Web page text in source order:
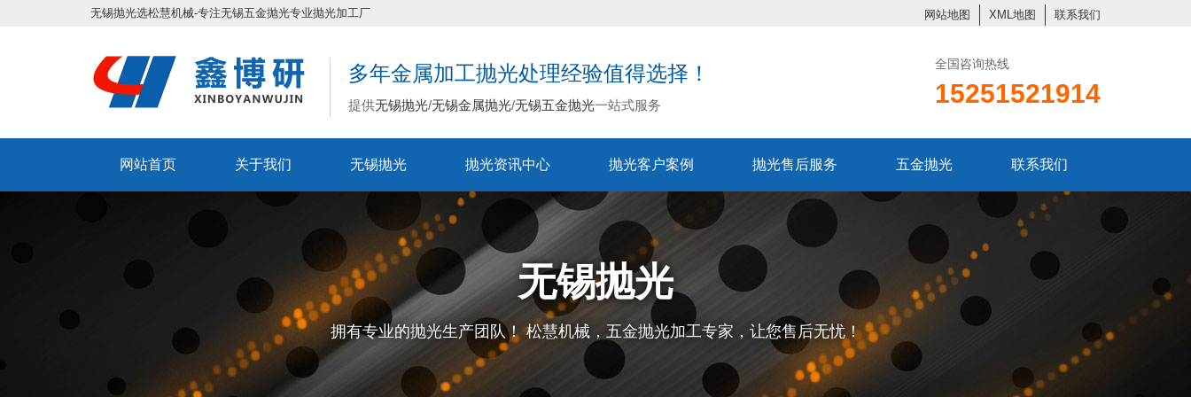
无锡抛光选松慧机械-专注无锡五金抛光专业抛光加工厂 网站地图 XML地图 联系我们
多年金属加工抛光处理经验值得选择！
提供无锡抛光/无锡金属抛光/无锡五金抛光一站式服务
全国咨询热线
15251521914
网站首页 关于我们 无锡抛光 抛光资讯中心 抛光客户案例 抛光售后服务 五金抛光 联系我们
无锡抛光
拥有专业的抛光生产团队！ 松慧机械，五金抛光加工专家，让您售后无忧！